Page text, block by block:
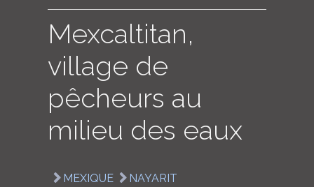
Mexcaltitan,
village de
pêcheurs au
milieu des eaux
MEXIQUE
NAYARIT